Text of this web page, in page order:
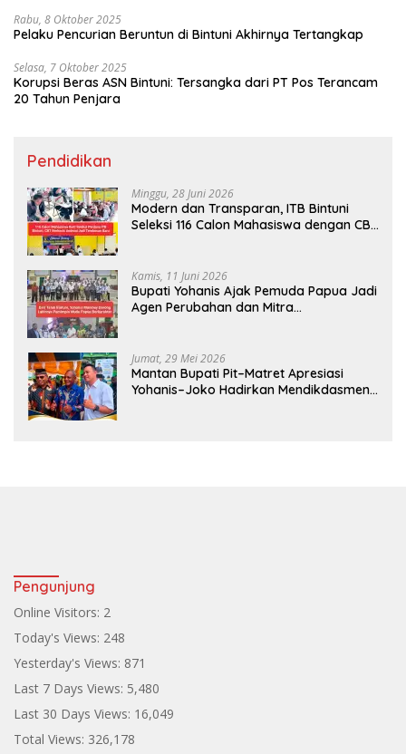
Rabu, 8 Oktober 2025
Pelaku Pencurian Beruntun di Bintuni Akhirnya Tertangkap
Selasa, 7 Oktober 2025
Korupsi Beras ASN Bintuni: Tersangka dari PT Pos Terancam
20 Tahun Penjara
Pendidikan
Minggu, 28 Juni 2026
Modern dan Transparan, ITB Bintuni
Seleksi 116 Calon Mahasiswa dengan CBT
Kamis, 11 Juni 2026
Bupati Yohanis Ajak Pemuda Papua Jadi
Agen Perubahan dan Mitra
Jumat, 29 Mei 2026
Mantan Bupati Pit–Matret Apresiasi
Yohanis–Joko Hadirkan Mendikdasmen
Pengunjung
Online Visitors: 2
Today's Views: 248
Yesterday's Views: 871
Last 7 Days Views: 5,480
Last 30 Days Views: 16,049
Total Views: 326,178